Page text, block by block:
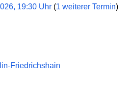
19:30 Uhr (1 weiterer Termin)
Friedrichshain